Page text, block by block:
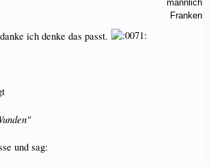
männlich
Franken
ich denke das passt.
und sag: